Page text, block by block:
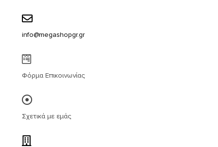
info@megashopgr.gr
Φόρμα Επικοινωνίας
Σχετικά με εμάς